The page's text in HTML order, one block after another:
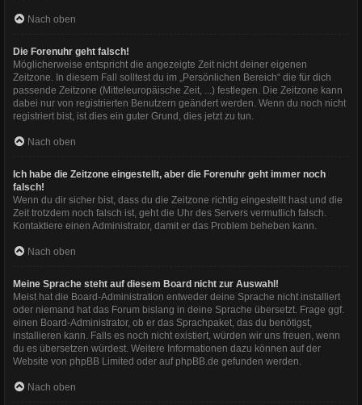
Nach oben
Die Forenuhr geht falsch!
Möglicherweise entspricht die angezeigte Zeit nicht deiner eigenen
Zeitzone. In diesem Fall solltest du im „Persönlichen Bereich“ die für dich
passende Zeitzone (Mitteleuropäische Zeit, ...) festlegen. Die Zeitzone kann
dabei nur von registrierten Benutzern geändert werden. Wenn du noch nicht
registriert bist, ist dies ein guter Grund, dies jetzt zu tun.
Nach oben
Ich habe die Zeitzone eingestellt, aber die Forenuhr geht immer noch
falsch!
Wenn du dir sicher bist, dass du die Zeitzone richtig eingestellt hast und die
Zeit trotzdem noch falsch ist, geht die Uhr des Servers vermutlich falsch.
Kontaktiere einen Administrator, damit er das Problem beheben kann.
Nach oben
Meine Sprache steht auf diesem Board nicht zur Auswahl!
Meist hat die Board-Administration entweder deine Sprache nicht installiert
oder niemand hat das Forum bislang in deine Sprache übersetzt. Frage ggf.
einen Board-Administrator, ob er das Sprachpaket, das du benötigst,
installieren kann. Falls es noch nicht existiert, würden wir uns freuen, wenn
du es übersetzen würdest. Weitere Informationen dazu können auf der
Website von phpBB Limited oder auf phpBB.de gefunden werden.
Nach oben